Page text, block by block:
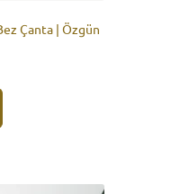
Çanta | Özgün
Bu
birden